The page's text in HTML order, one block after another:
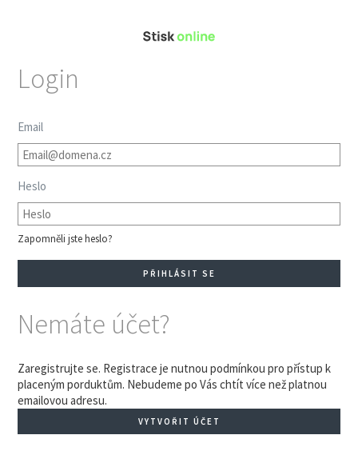
Login
Email
Heslo
Zapomněli jste heslo?
Nemáte účet?
Zaregistrujte se. Registrace je nutnou podmínkou pro přístup k
placeným porduktům. Nebudeme po Vás chtít více než platnou
emailovou adresu.
VYTVOŘIT ÚČET